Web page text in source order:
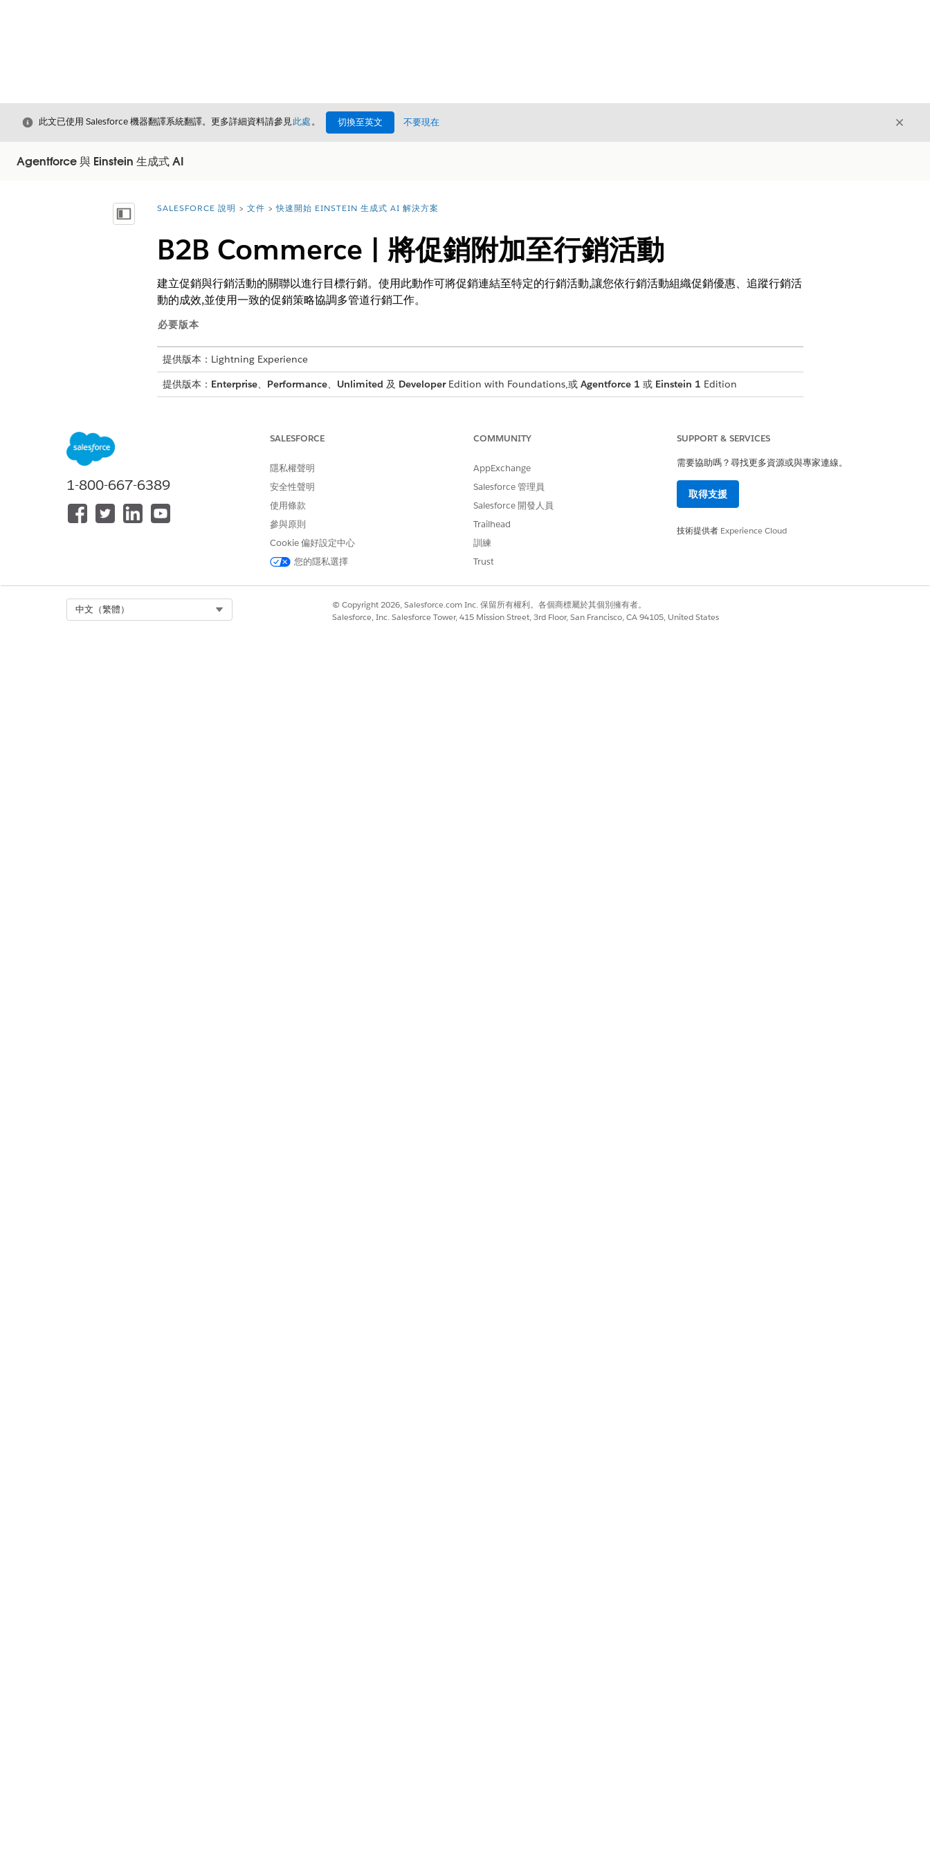
結束
此文已使用 Salesforce 機器翻譯系統翻譯。更多詳細資料請參見此處。 切換至英文 不要現在 結束
Agentforce 與 Einstein 生成式 AI
顯示目錄 您位於此處：
SALESFORCE 說明 文件 快速開始 EINSTEIN 生成式 AI 解決方案
B2B Commerce | 將促銷附加至行銷活動
建立促銷與行銷活動的關聯以進行目標行銷。使用此動作可將促銷連結至特定的行銷活動,讓您依行銷活動組織促銷優惠、追蹤行銷活
動的成效,並使用一致的促銷策略協調多管道行銷工作。
必要版本
提供版本：Lightning Experience
提供版本： Enterprise、 Performance、 Unlimited 及 DeveloperEdition with Foundations,或 Agentforce 1 或 Einstein 1 Edition
請參閱標準工作人員動作的一般使用者存取權
動作詳細資料
API 名稱
AttachPromotionToCampaign
標準動作
此動作是否會執行一或多個提示範本?
否
需要設定
Agentforce 適用於商務銷售的技能
另請參照：
1-800-667-6389
SALESFORCE
隱私權聲明
安全性聲明
使用條款
參與原則
Cookie 偏好設定中心
您的隱私選擇
COMMUNITY
AppExchange
Salesforce 管理員
Salesforce 開發人員
Trailhead
訓練
Trust
SUPPORT & SERVICES
需要協助嗎？尋找更多資源或與專家連線。
取得支援
技術提供者 Experience Cloud
中文（繁體）
© Copyright 2026, Salesforce.com Inc. 保留所有權利。各個商標屬於其個別擁有者。
Salesforce, Inc. Salesforce Tower, 415 Mission Street, 3rd Floor, San Francisco, CA 94105, United States